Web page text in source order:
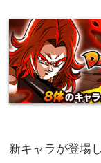
新キャラが登場